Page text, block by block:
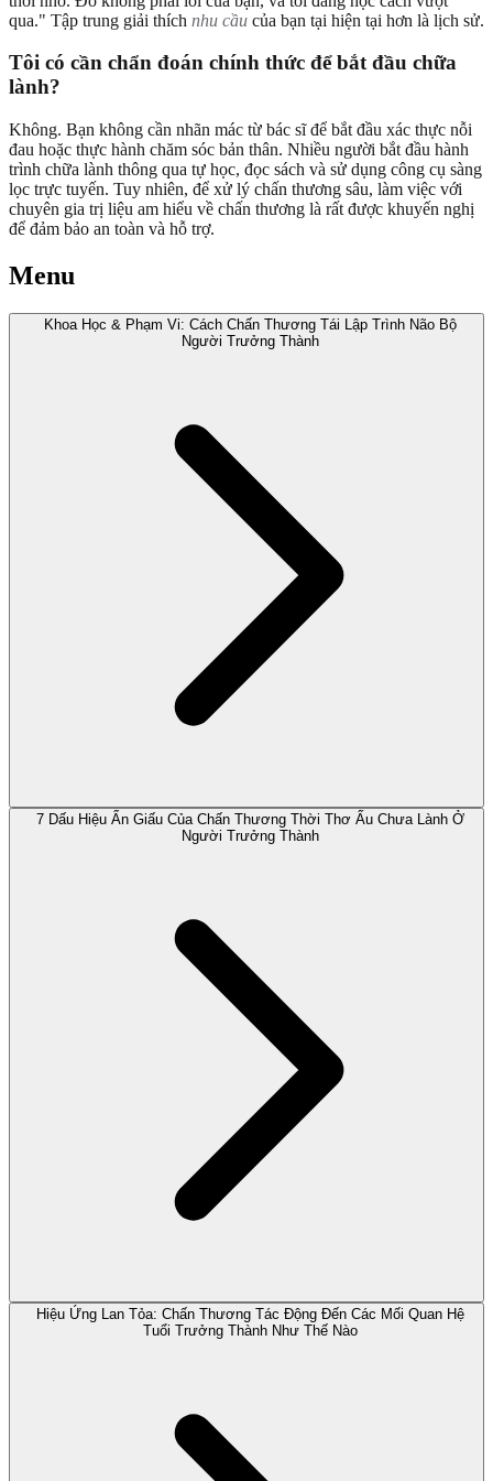
qua." Tập trung giải thích nhu cầu của bạn tại hiện tại hơn là lịch sử.
Tôi có cần chẩn đoán chính thức để bắt đầu chữa
lành?
Không. Bạn không cần nhãn mác từ bác sĩ để bắt đầu xác thực nỗi
đau hoặc thực hành chăm sóc bản thân. Nhiều người bắt đầu hành
trình chữa lành thông qua tự học, đọc sách và sử dụng công cụ sàng
lọc trực tuyến. Tuy nhiên, để xử lý chấn thương sâu, làm việc với
chuyên gia trị liệu am hiểu về chấn thương là rất được khuyến nghị
để đảm bảo an toàn và hỗ trợ.
Menu
Khoa Học & Phạm Vi: Cách Chấn Thương Tái Lập Trình Não Bộ
Người Trưởng Thành
7 Dấu Hiệu Ẩn Giấu Của Chấn Thương Thời Thơ Ấu Chưa Lành Ở
Người Trưởng Thành
Hiệu Ứng Lan Tỏa: Chấn Thương Tác Động Đến Các Mối Quan Hệ
Tuổi Trưởng Thành Như Thế Nào